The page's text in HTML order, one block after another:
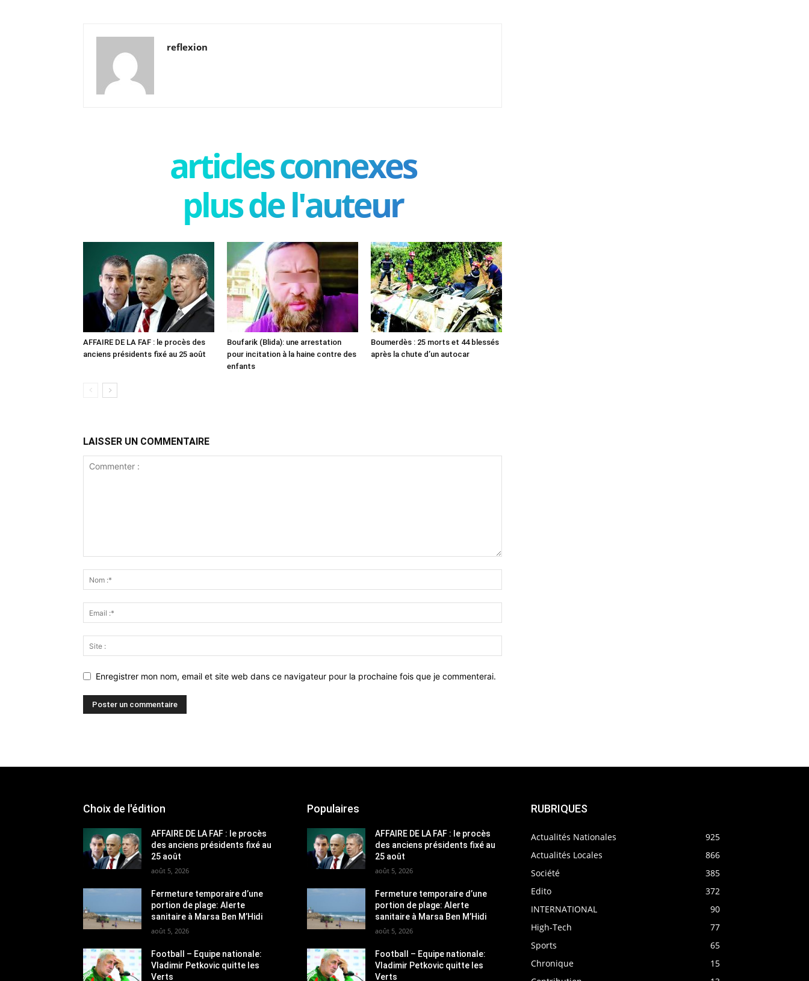
reflexion
articles connexes
plus de l'auteur
AFFAIRE DE LA FAF : le procès des
anciens présidents fixé au 25 août
Boufarik (Blida): une arrestation
pour incitation à la haine contre des
enfants
Boumerdès : 25 morts et 44 blessés
après la chute d’un autocar
LAISSER UN COMMENTAIRE
Enregistrer mon nom, email et site web dans ce navigateur pour la prochaine fois que je commenterai.
Choix de l'édition
AFFAIRE DE LA FAF : le procès
des anciens présidents fixé au
25 août
août 5, 2026
Fermeture temporaire d’une
portion de plage: Alerte
sanitaire à Marsa Ben M’Hidi
août 5, 2026
Football – Equipe nationale:
Vladimir Petkovic quitte les
Verts
Populaires
AFFAIRE DE LA FAF : le procès
des anciens présidents fixé au
25 août
août 5, 2026
Fermeture temporaire d’une
portion de plage: Alerte
sanitaire à Marsa Ben M’Hidi
août 5, 2026
Football – Equipe nationale:
Vladimir Petkovic quitte les
Verts
RUBRIQUES
Actualités Nationales
925
Actualités Locales
866
Société
385
Edito
372
INTERNATIONAL
90
High-Tech
77
Sports
65
Chronique
15